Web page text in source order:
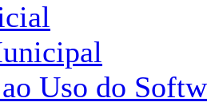
Uso do